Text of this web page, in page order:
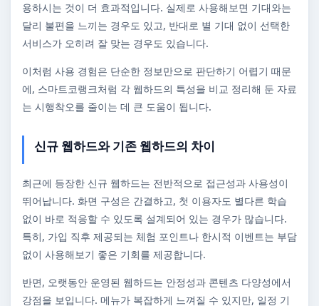
용하시는 것이 더 효과적입니다. 실제로 사용해보면 기대와는
달리 불편을 느끼는 경우도 있고, 반대로 별 기대 없이 선택한
서비스가 오히려 잘 맞는 경우도 있습니다.
이처럼 사용 경험은 단순한 정보만으로 판단하기 어렵기 때문
에, 스마트코랭크처럼 각 웹하드의 특성을 비교 정리해 둔 자료
는 시행착오를 줄이는 데 큰 도움이 됩니다.
신규 웹하드와 기존 웹하드의 차이
최근에 등장한 신규 웹하드는 전반적으로 접근성과 사용성이
뛰어납니다. 화면 구성은 간결하고, 첫 이용자도 별다른 학습
없이 바로 적응할 수 있도록 설계되어 있는 경우가 많습니다.
특히, 가입 직후 제공되는 체험 포인트나 한시적 이벤트는 부담
없이 사용해보기 좋은 기회를 제공합니다.
반면, 오랫동안 운영된 웹하드는 안정성과 콘텐츠 다양성에서
강점을 보입니다. 메뉴가 복잡하게 느껴질 수 있지만, 일정 기